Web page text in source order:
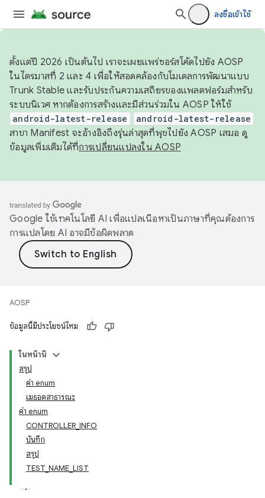
ลงชื่อเข้าใช้
ตั้งแต่ปี 2026 เป็นต้นไป เราจะเผยแพร่ซอร์สโค้ดไปยัง AOSP
ในไตรมาสที่ 2 และ 4 เพื่อให้สอดคล้องกับโมเดลการพัฒนาแบบ
Trunk Stable และรับประกันความเสถียรของแพลตฟอร์มสำหรับ
ระบบนิเวศ หากต้องการสร้างและมีส่วนร่วมใน AOSP ให้ใช้
android-latest-release android-latest-release
สาขา Manifest จะอ้างอิงถึงรุ่นล่าสุดที่พุชไปยัง AOSP เสมอ ดู
ข้อมูลเพิ่มเติมได้ที่การเปลี่ยนแปลงใน AOSP
Google ใช้เทคโนโลยี AI เพื่อแปลเนื้อหาเป็นภาษาที่คุณต้องการ
การแปลโดย AI อาจมีข้อผิดพลาด
AOSP
ข้อมูลนี้มีประโยชน์ไหม
ในหน้านี้
สรุป
ค่า enum
เมธอดสาธารณะ
ค่า enum
CONTROLLER_INFO
บันทึก
สรุป
TEST_NAME_LIST